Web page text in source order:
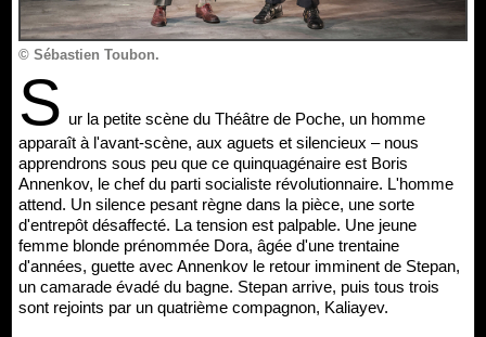
© Sébastien Toubon.
S ur la petite scène du Théâtre de Poche, un homme
apparaît à l'avant-scène, aux aguets et silencieux – nous
apprendrons sous peu que ce quinquagénaire est Boris
Annenkov, le chef du parti socialiste révolutionnaire. L'homme
attend. Un silence pesant règne dans la pièce, une sorte
d'entrepôt désaffecté. La tension est palpable. Une jeune
femme blonde prénommée Dora, âgée d'une trentaine
d'années, guette avec Annenkov le retour imminent de Stepan,
un camarade évadé du bagne. Stepan arrive, puis tous trois
sont rejoints par un quatrième compagnon, Kaliayev.